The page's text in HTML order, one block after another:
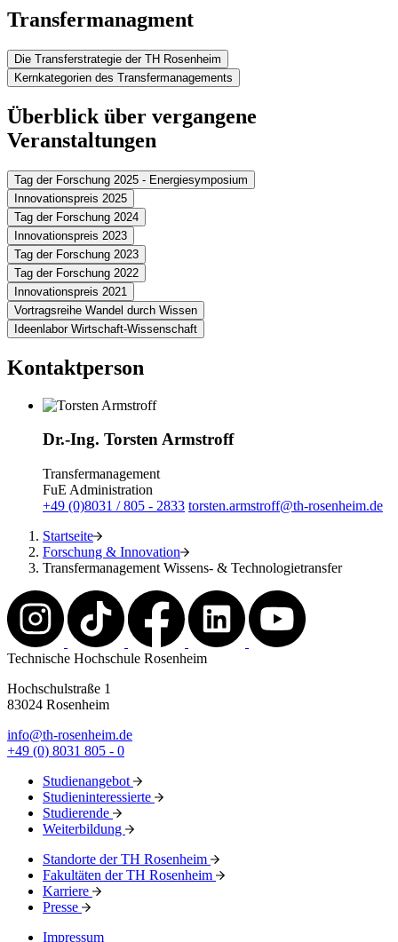
Transfermanagment
Die Transferstrategie der TH Rosenheim
Kernkategorien des Transfermanagements
Überblick über vergangene
Veranstaltungen
Tag der Forschung 2025 - Energiesymposium
Innovationspreis 2025
Tag der Forschung 2024
Innovationspreis 2023
Tag der Forschung 2023
Tag der Forschung 2022
Innovationspreis 2021
Vortragsreihe Wandel durch Wissen
Ideenlabor Wirtschaft-Wissenschaft
Kontaktperson
Dr.-Ing. Torsten Armstroff
Transfermanagement
FuE Administration
+49 (0)8031 / 805 - 2833 torsten.armstroff@th-rosenheim.de
Startseite
Forschung & Innovation
Transfermanagement Wissens- & Technologietransfer
Technische Hochschule Rosenheim
Hochschulstraße 1
83024 Rosenheim
info@th-rosenheim.de
+49 (0) 8031 805 - 0
Studienangebot
Studieninteressierte
Studierende
Weiterbildung
Standorte der TH Rosenheim
Fakultäten der TH Rosenheim
Karriere
Presse
Impressum